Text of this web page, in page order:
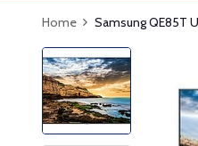
Home Samsung QE85T